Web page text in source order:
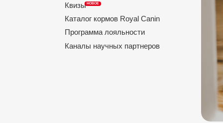
Квизы
Каталог кормов Royal Canin
Программа лояльности
Каналы научных партнеров